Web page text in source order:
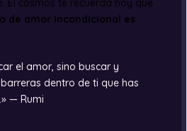
El cosmos te recuerda hoy que
de amor incondicional es
el amor, sino buscar y
dentro de ti que has
— Rumi